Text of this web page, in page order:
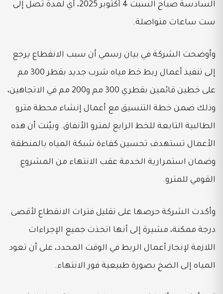
السادسة صباح السبت 4 أكتوبر 2025، أي لمدة تصل إلى
ست ساعات متواصلة.
وأوضحت الشركة في بيان رسمي أن سبب الانقطاع يرجع
إلى تنفيذ أعمال ربط خط مياه شرب جديد بقطر 300 مم
على خطين قائمين بقطري 300 مم و200 مم في الاتجاهين،
وذلك ضمن خطة التنسيق مع أعمال إنشاء محطة مترو
الطالبية التابعة للخط الرابع لمترو الأنفاق. وبيّنت أن هذه
الأعمال تستهدف تحسين كفاءة شبكة المياه بالمنطقة
وضمان استمرارية الخدمة عقب الانتهاء من المشروع
القومي للمترو.
وأكدت الشركة حرصها على تقليل فترات الانقطاع لأقصى
درجة ممكنة، مشيرة إلى أنها اتخذت جميع الإجراءات
اللازمة لإنجاز أعمال الربط في الوقت المحدد، على أن تعود
المياه إلى الضخ بصورة طبيعية فور الانتهاء.